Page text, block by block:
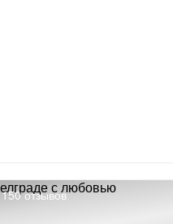
150 отзывов